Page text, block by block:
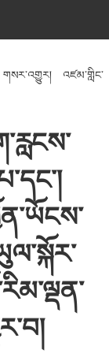
གསར་འགྱུར། འཛམ་གླིང་